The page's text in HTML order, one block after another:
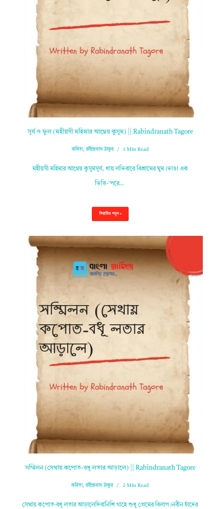
সূর্য ও ফুল (মহীয়সী মহিমার আগ্নেয় কুসুম) || Rabindranath Tagore
কবিতা,রবীন্দ্রনাথ ঠাকুর 1 Min Read
মহীয়সী মহিমার আগ্নেয় কুসুমসূর্য, ধায় লভিবারে বিশ্রামের ঘুম।ভাঙা এক
ভিত্তি-‘পরে…
বিস্তারিত পড়ুন »
সম্মিলন (সেথায় কপোত-বধূ লতার আড়ালে) || Rabindranath Tagore
কবিতা,রবীন্দ্রনাথ ঠাকুর 2 Min Read
সেথায় কপোত-বধূ লতার আড়ালেদিবানিশি গাহে শুধু প্রেমের বিলাপ।নবীন চাঁদের